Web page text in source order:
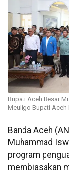
Bupati Aceh Besar
Meuligo Bupati Aceh
Banda Aceh
Muhammad
program
membiasakan